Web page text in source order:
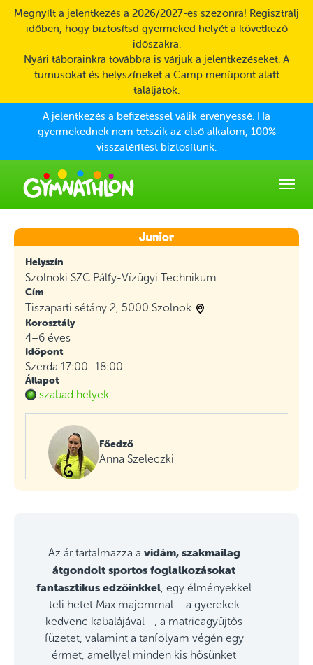
Skip to main content
Megnyílt a jelentkezés a 2026/2027-es szezonra! Regisztrálj
időben, hogy biztosítsd gyermeked helyét a következő
időszakra.
Nyári táborainkra továbbra is várjuk a jelentkezéseket. A
turnusokat és helyszíneket a Camp menüpont alatt
találjátok.
A jelentkezés a befizetéssel válik érvényessé. Ha
gyermekednek nem tetszik az első alkalom, 100%
visszatérítést biztosítunk.
Helyszín
Szolnoki SZC Pálfy-Vízügyi Technikum
Cím
Tiszaparti sétány 2, 5000 Szolnok
Korosztály
4–6 éves
Időpont
Szerda 17:00–18:00
Állapot
szabad helyek
Főedző
Anna Szeleczki
Az ár tartalmazza a vidám, szakmailag
átgondolt sportos foglalkozásokat
fantasztikus edzőinkkel , egy élményekkel
teli hetet Max majommal – a gyerekek
kedvenc kabalájával –, a matricagyűjtős
füzetet, valamint a tanfolyam végén egy
érmet, amellyel minden kis hősünket